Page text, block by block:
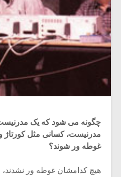
چگونه می شود که یک
مدرنیست، کسانی مثل کورتاژ و
غوطه ور شوند؟
هیچ کدامشان غوطه ور نشدند،